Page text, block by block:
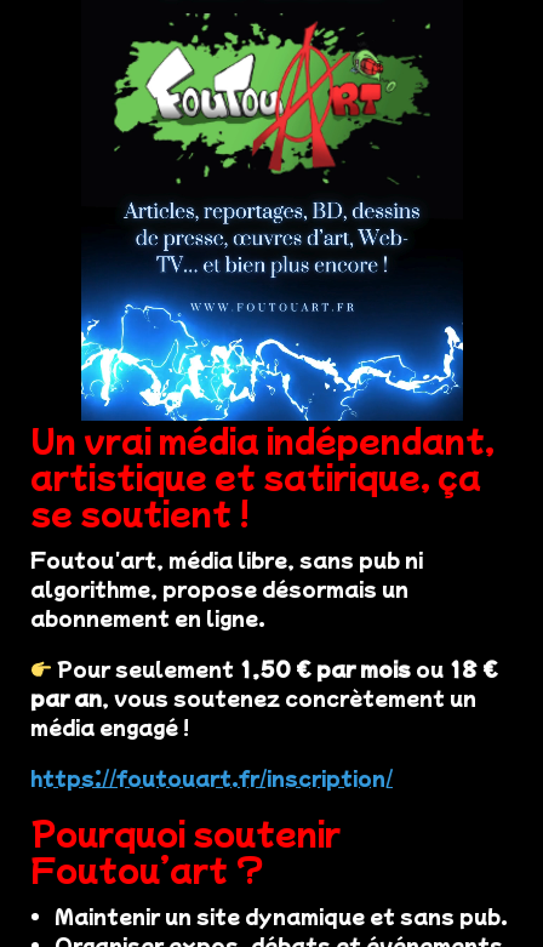
Un vrai média indépendant,
artistique et satirique, ça
se soutient !
Foutou'art, média libre, sans pub ni
algorithme, propose désormais un
abonnement en ligne.
Pour seulement 1,50 € par mois ou 18 €
par an, vous soutenez concrètement un
média engagé !
https://foutouart.fr/inscription/
Pourquoi soutenir
Foutou’art ?
Maintenir un site dynamique et sans pub.